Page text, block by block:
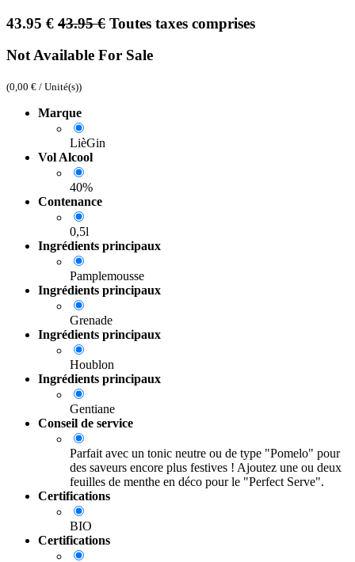
43.95 € 43.95 € Toutes taxes comprises
Not Available For Sale
(0,00 € / Unité(s))
Marque
LièGin
Vol Alcool
40%
Contenance
0,5l
Ingrédients principaux
Pamplemousse
Ingrédients principaux
Grenade
Ingrédients principaux
Houblon
Ingrédients principaux
Gentiane
Conseil de service
Parfait avec un tonic neutre ou de type "Pomelo" pour
des saveurs encore plus festives ! Ajoutez une ou deux
feuilles de menthe en déco pour le "Perfect Serve".
Certifications
BIO
Certifications